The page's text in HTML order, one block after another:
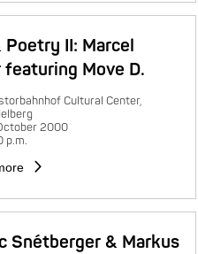
Poetry II: Marcel
featuring Move D.
Cultural Center,
2000
p.m.
Snétberger & Markus